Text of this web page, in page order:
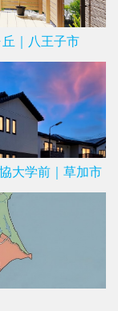
｜八王子市
大学前｜草加市